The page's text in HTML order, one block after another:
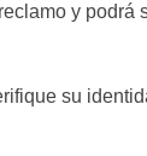
y podrá
su